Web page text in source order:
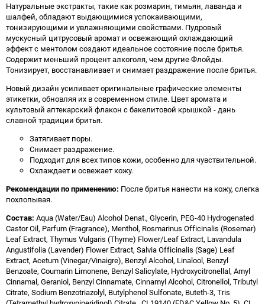
Натуральные экстракты, такие как розмарин, тимьян, лаванда и
шалфей, обладают выдающимися успокаивающими,
тонизирующими и увлажняющими свойствами. Пудровый
мускусный цитрусовый аромат и освежающий охлаждающий
эффект с ментолом создают идеальное состояние после бритья.
Содержит меньший процент алкоголя, чем другие Флойды.
Тонизирует, восстанавливает и снимает раздражение после бритья.
Новый дизайн усиливает оригинальные графические элементы
этикетки, обновляя их в современном стиле. Цвет аромата и
культовый аптекарский флакон с бакелитовой крышкой - дань
славной традиции бритья.
Затягивает поры.
Снимает раздражение.
Подходит для всех типов кожи, особенно для чувствительной.
Охлаждает и освежает кожу.
Рекомендации по применению: После бритья нанести на кожу, слегка
похлопывая.
Состав: Aqua (Water/Eau) Alcohol Denat., Glycerin, PEG-40 Hydrogenated
Castor Oil, Parfum (Fragrance), Menthol, Rosmarinus Officinalis (Rosemar)
Leaf Extract, Thymus Vulgaris (Thyme) Flower/Leaf Extract, Lavandula
Angustifolia (Lavender) Flower Extract, Salvia Officinalis (Sage) Leaf
Extract, Acetum (Vinegar/Vinaigre), Benzyl Alcohol, Linalool, Benzyl
Benzoate, Coumarin Limonene, Benzyl Salicylate, Hydroxycitronellal, Amyl
Cinnamal, Geraniol, Benzyl Cinnamate, Cinnamyl Alcohol, Citronellol, Tributyl
Citrate, Sodium Benzotriazolyl, Butylphenol Sulfonate, Buteth-3, Tris